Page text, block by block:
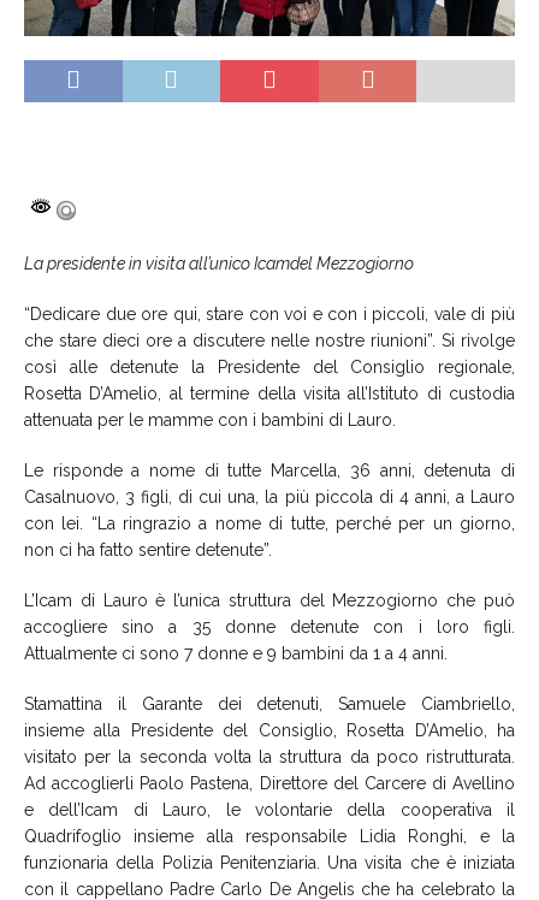
La presidente in visita all’unico Icamdel Mezzogiorno
“Dedicare due ore qui, stare con voi e con i piccoli, vale di più
che stare dieci ore a discutere nelle nostre riunioni”. Si rivolge
così alle detenute la Presidente del Consiglio regionale,
Rosetta D’Amelio, al termine della visita all’Istituto di custodia
attenuata per le mamme con i bambini di Lauro.
Le risponde a nome di tutte Marcella, 36 anni, detenuta di
Casalnuovo, 3 figli, di cui una, la più piccola di 4 anni, a Lauro
con lei. “La ringrazio a nome di tutte, perché per un giorno,
non ci ha fatto sentire detenute”.
L’Icam di Lauro è l’unica struttura del Mezzogiorno che può
accogliere sino a 35 donne detenute con i loro figli.
Attualmente ci sono 7 donne e 9 bambini da 1 a 4 anni.
Stamattina il Garante dei detenuti, Samuele Ciambriello,
insieme alla Presidente del Consiglio, Rosetta D’Amelio, ha
visitato per la seconda volta la struttura da poco ristrutturata.
Ad accoglierli Paolo Pastena, Direttore del Carcere di Avellino
e dell’Icam di Lauro, le volontarie della cooperativa il
Quadrifoglio insieme alla responsabile Lidia Ronghi, e la
funzionaria della Polizia Penitenziaria. Una visita che è iniziata
con il cappellano Padre Carlo De Angelis che ha celebrato la